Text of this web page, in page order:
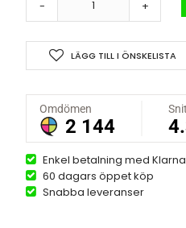
- +
LÄGG TILL I ÖNSKELISTA
Enkel betalning med Klarna
60 dagars öppet köp
Snabba leveranser